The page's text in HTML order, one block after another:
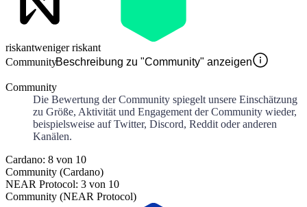
riskantweniger riskant
CommunityBeschreibung zu "Community" anzeigen
Community
Die Bewertung der Community spiegelt unsere Einschätzung
zu Größe, Aktivität und Engagement der Community wieder,
beispielsweise auf Twitter, Discord, Reddit oder anderen
Kanälen.
Cardano: 8 von 10
Community (Cardano)
NEAR Protocol: 3 von 10
Community (NEAR Protocol)